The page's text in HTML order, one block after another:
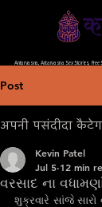
Antarvasna, Antarvasna Sex Stories, Free
Post
अपनी पसंदीदा
વરસાદ ના
Kevin Patel
Jul 5 12 min
શુક્રવારે સાંજે સારો